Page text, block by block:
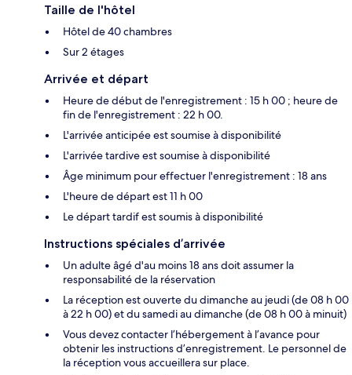
Taille de l'hôtel
Hôtel de 40 chambres
Sur 2 étages
Arrivée et départ
Heure de début de l'enregistrement : 15 h 00 ; heure de
fin de l'enregistrement : 22 h 00.
L'arrivée anticipée est soumise à disponibilité
L'arrivée tardive est soumise à disponibilité
Âge minimum pour effectuer l'enregistrement : 18 ans
L'heure de départ est 11 h 00
Le départ tardif est soumis à disponibilité
Instructions spéciales d’arrivée
Un adulte âgé d'au moins 18 ans doit assumer la
responsabilité de la réservation
La réception est ouverte du dimanche au jeudi (de 08 h 00
à 22 h 00) et du samedi au dimanche (de 08 h 00 à minuit)
Vous devez contacter l’hébergement à l’avance pour
obtenir les instructions d’enregistrement. Le personnel de
la réception vous accueillera sur place.